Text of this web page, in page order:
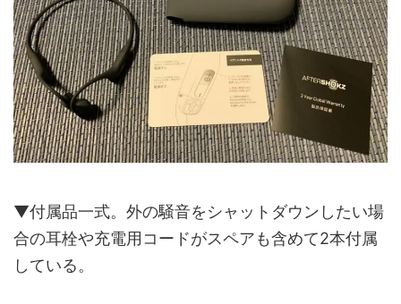
▼付属品一式。外の騒音をシャットダウンしたい場
合の耳栓や充電用コードがスペアも含めて2本付属
している。